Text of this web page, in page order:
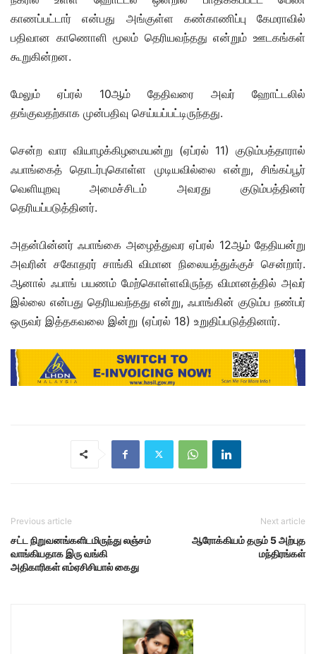
காணப்பட்டார் என்பது அங்குள்ள கண்காணிப்பு கேமராவில்
பதிவான காணொளி மூலம் தெரியவந்தது என்றும் ஊடகங்கள்
கூறுகின்றன.
மேலும் ஏப்ரல் 10ஆம் தேதிவரை அவர் ஹோட்டலில்
தங்குவதற்காக முன்பதிவு செய்யப்பட்டிருந்தது.
சென்ற வார வியாழக்கிழமையன்று (ஏப்ரல் 11) குடும்பத்தாரால்
ஃபாங்கைத் தொடர்புகொள்ள முடியவில்லை என்று, சிங்கப்பூர்
வெளியுறவு அமைச்சிடம் அவரது குடும்பத்தினர்
தெரியப்படுத்தினர்.
அதன்பின்னர் ஃபாங்கை அழைத்துவர ஏப்ரல் 12ஆம் தேதியன்று
அவரின் சகோதரர் சாங்கி விமான நிலையத்துக்குச் சென்றார்.
ஆனால் ஃபாங் பயணம் மேற்கொள்ளவிருந்த விமானத்தில் அவர்
இல்லை என்பது தெரியவந்தது என்று, ஃபாங்கின் குடும்ப நண்பர்
ஒருவர் இத்தகவலை இன்று (ஏப்ரல் 18) உறுதிப்படுத்தினார்.
Previous article
சட்ட நிறுவனங்களிடமிருந்து லஞ்சம்
வாங்கியதாக இரு வங்கி
அதிகாரிகள் எம்ஏசிசியால் கைது
Next article
ஆரோக்கியம் தரும் 5 அற்புத
மந்திரங்கள்